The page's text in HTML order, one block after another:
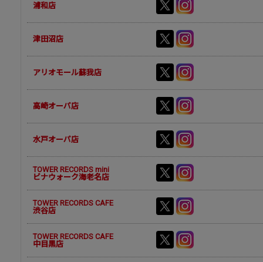
浦和店
津田沼店
アリオモール蘇我店
高崎オーパ店
水戸オーパ店
TOWER RECORDS mini
ビナウォーク海老名店
TOWER RECORDS CAFE
渋谷店
TOWER RECORDS CAFE
中目黒店